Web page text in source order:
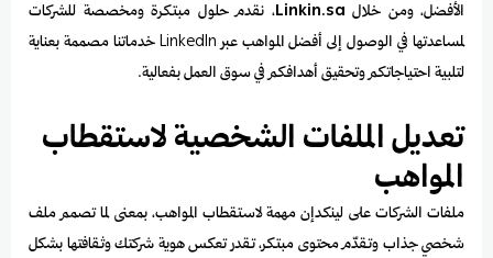
الأفضل، ومن خلال Linkin.sa، نقدم حلول مبتكرة ومخصصة للشركات
لمساعدتها في الوصول إلى أفضل المواهب عبر LinkedIn خدماتنا مصممة بعناية
لتلبية احتياجاتكم وتحقيق أهدافكم في سوق العمل بفعالية.
تعديل الملفات الشخصية لاستقطاب
المواهب
ملفات الشركات على لينكدإن مهمة لاستقطاب المواهب، بمعنى لما تصمم ملف
شخصي جذاب وتقدّم محتوى مبتكر، تقدر تعكس هوية شركتك وثقافتها بشكل